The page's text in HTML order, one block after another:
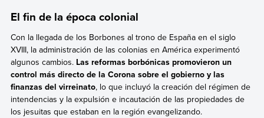
El fin de la época colonial
Con la llegada de los Borbones al trono de España en el siglo
XVIII, la administración de las colonias en América experimentó
algunos cambios. Las reformas borbónicas promovieron un
control más directo de la Corona sobre el gobierno y las
finanzas del virreinato, lo que incluyó la creación del régimen de
intendencias y la expulsión e incautación de las propiedades de
los jesuitas que estaban en la región evangelizando.